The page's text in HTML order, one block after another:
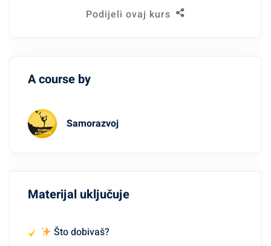
Podijeli ovaj kurs
A course by
Samorazvoj
Materijal uključuje
Što dobivaš?